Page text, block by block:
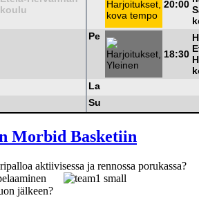
koulu
20:00
Pe
18:30
La
Su
Morbid Basketiin
aktiivisessa ja rennossa porukassa?
jälkeen?